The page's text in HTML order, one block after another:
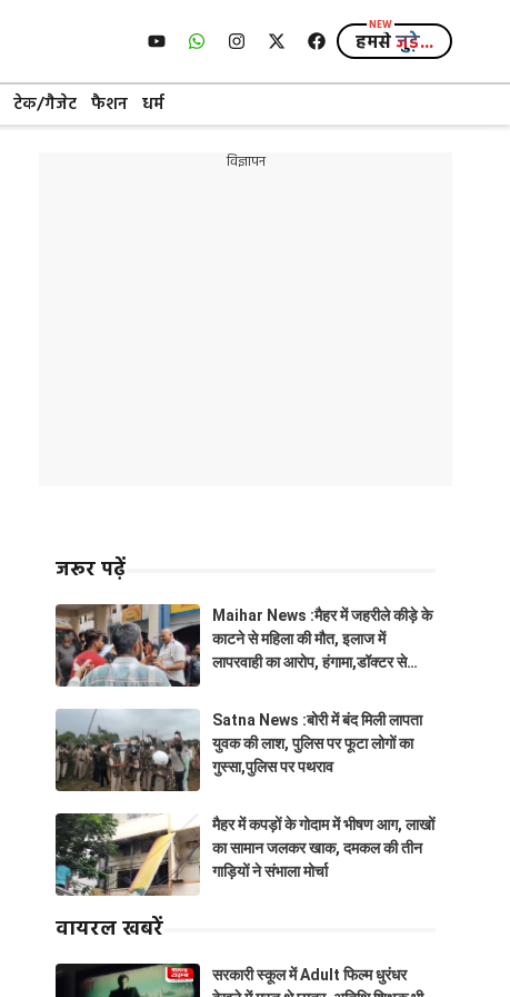
हमसेजुड़े...
टेक/गैजेट फैशन धर्म
विज्ञापन
जरूर पढ़ें
Maihar News :मैहर में जहरीले कीड़े के
काटने से महिला की मौत, इलाज में
लापरवाही का आरोप, हंगामा,डॉक्टर से
Satna News :बोरी में बंद मिली लापता
युवक की लाश, पुलिस पर फूटा लोगों का
गुस्सा,पुलिस पर पथराव
मैहर में कपड़ों के गोदाम में भीषण आग, लाखों
का सामान जलकर खाक, दमकल की तीन
गाड़ियों ने संभाला मोर्चा
वायरल खबरें
सरकारी स्कूल में Adult फिल्म धुरंधर